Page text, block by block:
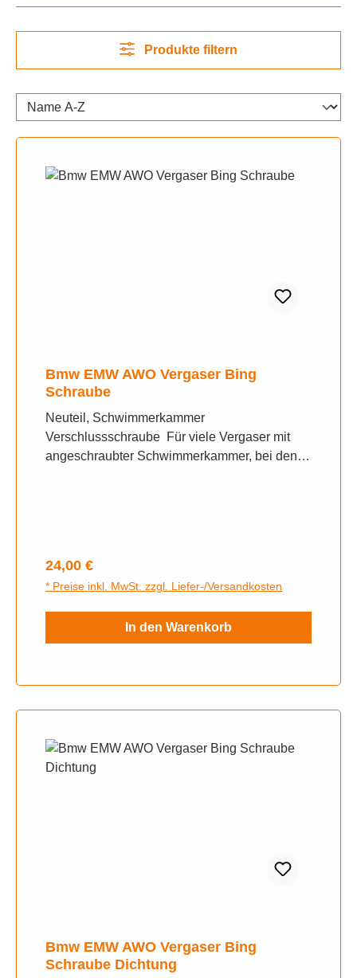
Produkte filtern
Bmw EMW AWO Vergaser Bing
Schraube
Neuteil, Schwimmerkammer
Verschlussschraube Für viele Vergaser mit
angeschraubter Schwimmerkammer, bei denen
Regulärer Preis:
24,00 €
* Preise inkl. MwSt. zzgl. Liefer-/Versandkosten
In den Warenkorb
Bmw EMW AWO Vergaser Bing
Schraube Dichtung